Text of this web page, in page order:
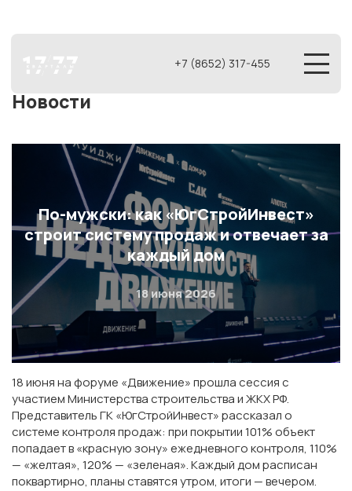
+7 (8652) 317-455
Новости
По-мужски: как «ЮгСтройИнвест»
строит систему продаж и отвечает за
каждый дом
18 июня 2026
18 июня на форуме «Движение» прошла сессия с
участием Министерства строительства и ЖКХ РФ.
Представитель ГК «ЮгСтройИнвест» рассказал о
системе контроля продаж: при покрытии 101% объект
попадает в «красную зону» ежедневного контроля, 110%
— «желтая», 120% — «зеленая». Каждый дом расписан
поквартирно, планы ставятся утром, итоги — вечером.